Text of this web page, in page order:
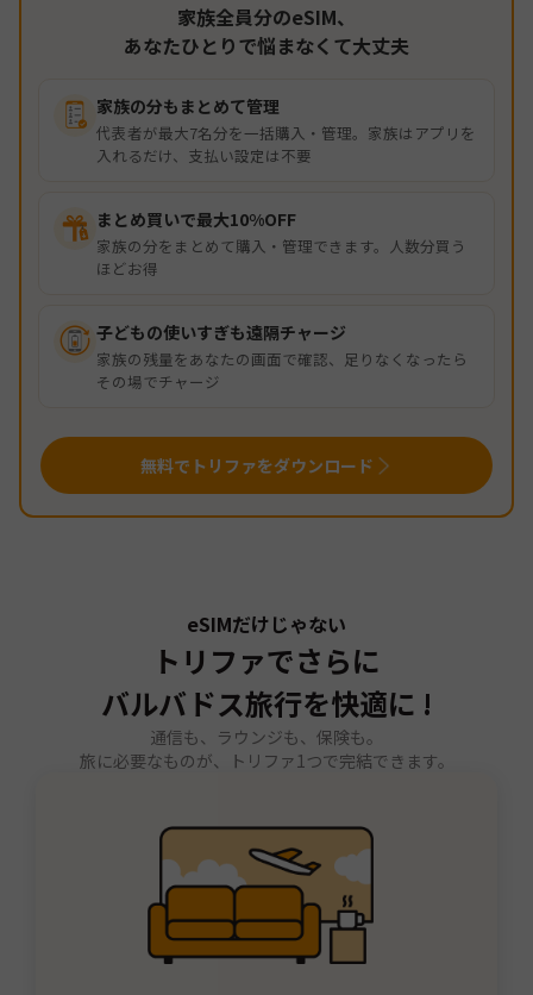
家族全員分のeSIM、
あなたひとりで悩まなくて大丈夫
家族の分もまとめて管理
代表者が最大7名分を一括購入・管理。家族はアプリを
入れるだけ、支払い設定は不要
まとめ買いで最大10%OFF
家族の分をまとめて購入・管理できます。人数分買う
ほどお得
子どもの使いすぎも遠隔チャージ
家族の残量をあなたの画面で確認、足りなくなったら
その場でチャージ
無料でトリファをダウンロード
eSIMだけじゃない
トリファでさらに
バルバドス旅行を快適に !
通信も、ラウンジも、保険も。
旅に必要なものが、トリファ1つで完結できます。